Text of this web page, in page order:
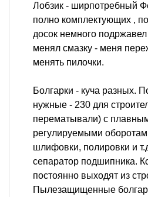
Лобзик - ширпотребный
полно комплектующих ,
досок немного
менял смазку - меня
менять пилочки.
Болгарки - куча разных.
нужные - 230 для
перематывали) с
регулируемыми
шлифовки, полировки и
сепаратор подшипника.
постоянно выходят из
Пылезащищенные